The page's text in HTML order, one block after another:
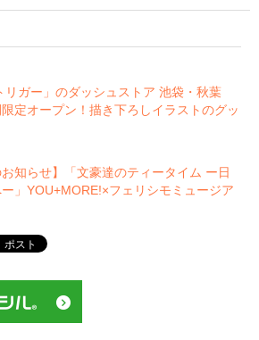
リガー」のダッシュストア 池袋・秋葉
定オープン！描き下ろしイラストのグッ
お知らせ】「文豪達のティータイム ー日
」YOU+MORE!×フェリシモミュージア